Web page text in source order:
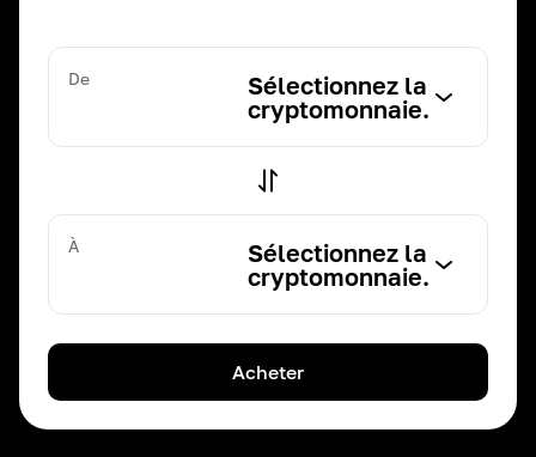
De
Sélectionnez la
cryptomonnaie.
À
Sélectionnez la
cryptomonnaie.
Acheter